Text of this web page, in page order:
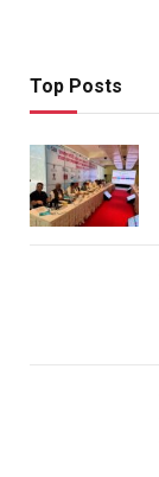
Top Posts